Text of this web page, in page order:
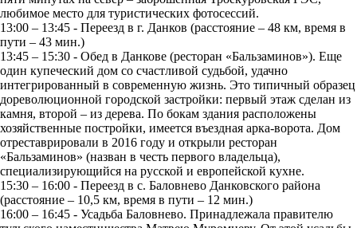
любимое место для туристических фотосессий.
13:00 – 13:45 - Переезд в г. Данков (расстояние – 48 км, время в
пути – 43 мин.)
13:45 – 15:30 - Обед в Данкове (ресторан «Бальзаминов»). Еще
один купеческий дом со счастливой судьбой, удачно
интегрированный в современную жизнь. Это типичный образец
дореволюционной городской застройки: первый этаж сделан из
камня, второй – из дерева. По бокам здания расположены
хозяйственные постройки, имеется въездная арка-ворота. Дом
отреставрировали в 2016 году и открыли ресторан
«Бальзаминов» (назван в честь первого владельца),
специализирующийся на русской и европейской кухне.
15:30 – 16:00 - Переезд в с. Баловнево Данковского района
(расстояние – 10,5 км, время в пути – 12 мин.)
16:00 – 16:45 - Усадьба Баловнево. Принадлежала правителю